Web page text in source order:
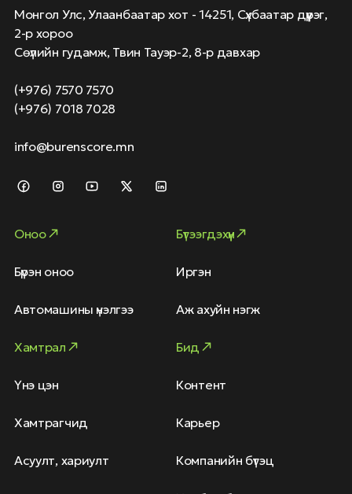
Монгол Улс, Улаанбаатар хот - 14251, Сүхбаатар дүүрэг,
2-р хороо
Сөүлийн гудамж, Твин Тауэр-2, 8-р давхар
(+976) 7570 7570
(+976) 7018 7028
info@burenscore.mn
Оноо
Бүрэн оноо
Автомашины үнэлгээ
Бүтээгдэхүүн
Иргэн
Аж ахуйн нэгж
Хамтрал
Үнэ цэн
Хамтрагчид
Асуулт, хариулт
Бид
Контент
Карьер
Компанийн бүтэц